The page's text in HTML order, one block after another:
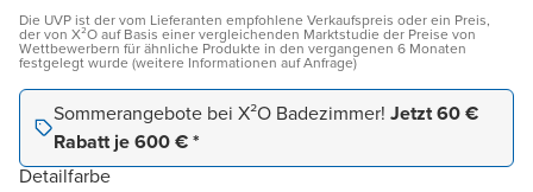
Die UVP ist der vom Lieferanten empfohlene Verkaufspreis oder ein Preis,
der von X²O auf Basis einer vergleichenden Marktstudie der Preise von
Wettbewerbern für ähnliche Produkte in den vergangenen 6 Monaten
festgelegt wurde (weitere Informationen auf Anfrage)
Sommerangebote bei X²O Badezimmer! Jetzt 60 €
Rabatt je 600 € *
Detailfarbe